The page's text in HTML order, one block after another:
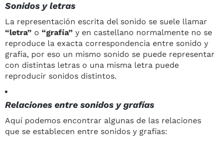
Sonidos y letras
La representación escrita del sonido se suele llamar
“letra” o “grafía” y en castellano normalmente no se
reproduce la exacta correspondencia entre sonido y
grafía, por eso un mismo sonido se puede representar
con distintas letras o una misma letra puede
reproducir sonidos distintos.
Relaciones entre sonidos y grafías
Aquí podemos encontrar algunas de las relaciones
que se establecen entre sonidos y grafías: